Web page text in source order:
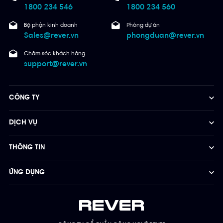
1800 234 546 1800 234 560
Bộ phận kinh doanh
Sales@rever.vn
Phòng dự án
phongduan@rever.vn
Chăm sóc khách hàng
support@rever.vn
CÔNG TY
DỊCH VỤ
THÔNG TIN
ỨNG DỤNG